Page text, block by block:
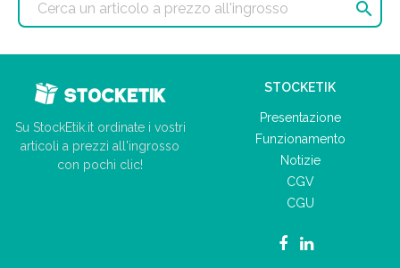

Su StockEtik.it ordinate i vostri
articoli a prezzi all'ingrosso
con pochi clic!
STOCKETIK
Presentazione
Funzionamento
Notizie
CGV
CGU